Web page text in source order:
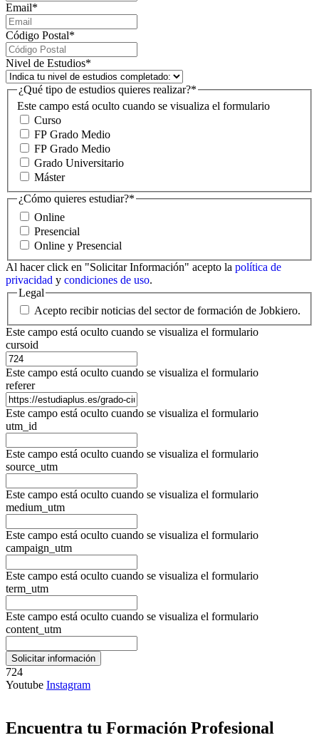
Email*
Código Postal*
Nivel de Estudios*
Este campo está oculto cuando se visualiza el formulario
¿Qué tipo de estudios quieres realizar?*
Curso
FP Grado Medio
FP Grado Medio
Grado Universitario
Máster
¿Cómo quieres estudiar?*
Online
Presencial
Online y Presencial
Al hacer click en "Solicitar Información" acepto la política de
privacidad y condiciones de uso.
Legal
Acepto recibir noticias del sector de formación de Jobkiero.
Este campo está oculto cuando se visualiza el formulario
cursoid
Este campo está oculto cuando se visualiza el formulario
referer
Este campo está oculto cuando se visualiza el formulario
utm_id
Este campo está oculto cuando se visualiza el formulario
source_utm
Este campo está oculto cuando se visualiza el formulario
medium_utm
Este campo está oculto cuando se visualiza el formulario
campaign_utm
Este campo está oculto cuando se visualiza el formulario
term_utm
Este campo está oculto cuando se visualiza el formulario
content_utm
724
Youtube Instagram
Encuentra tu Formación Profesional